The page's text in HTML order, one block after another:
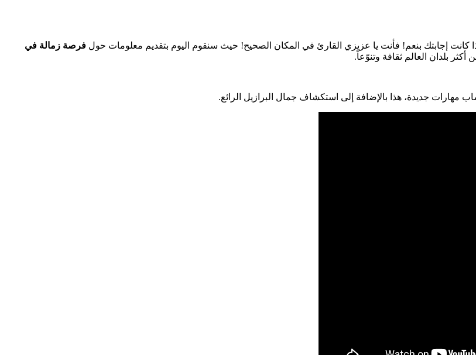
كانت إجابتك بنعم! فأنت يا عزيزي القارئ في المكان الصحيح! حيث سنقوم اليوم بتقديم معلومات حول فرصة زمالة في
بلدان العالم ثقافة وتنوّعاً.
مهارات جديدة، هذا بالإضافة إلى استكشاف جمال البرازيل الرائع.